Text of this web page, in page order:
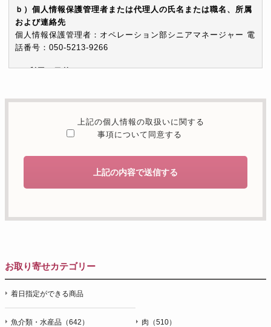
ｂ）個人情報保護管理者または代理人の氏名または職名、所属
および連絡先
個人情報保護管理者：オペレーション部シニアマネージャー 電
話番号：050-5213-9266
c）利用の目的
合わせを適切に受け付け、当社が提供するサービスに関する情
d）個人情報を第三者に提供することが予定される場合の事項
た個人情報を第三者に提供することはありません。
ことがあります。
利用目的の通知・開示・内容の訂正・追加または削除・利用の
停止・消去および第三者への提供の停止（「開示等」といいま
す。）に応じます。開示等のお問合せは下記の連絡先までお願
い致します。
上記の個人情報の取扱いに関する
事項について同意する
上記の内容で送信する
お取り寄せカテゴリー
着日指定ができる商品
魚介類・水産品（642） 肉（510）